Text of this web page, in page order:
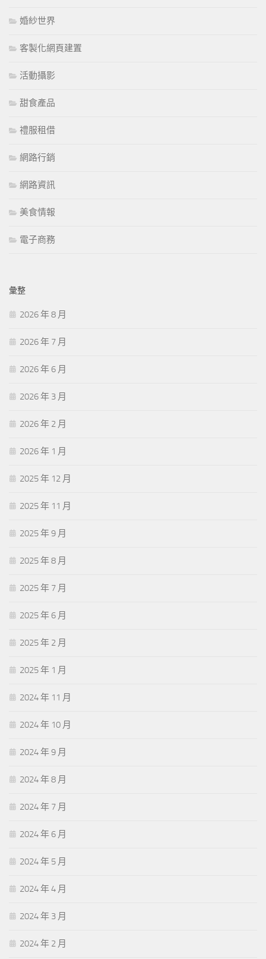
婚紗世界
客製化網頁建置
活動攝影
甜食產品
禮服租借
網路行銷
網路資訊
美食情報
電子商務
彙整
2026 年 8 月
2026 年 7 月
2026 年 6 月
2026 年 3 月
2026 年 2 月
2026 年 1 月
2025 年 12 月
2025 年 11 月
2025 年 9 月
2025 年 8 月
2025 年 7 月
2025 年 6 月
2025 年 2 月
2025 年 1 月
2024 年 11 月
2024 年 10 月
2024 年 9 月
2024 年 8 月
2024 年 7 月
2024 年 6 月
2024 年 5 月
2024 年 4 月
2024 年 3 月
2024 年 2 月